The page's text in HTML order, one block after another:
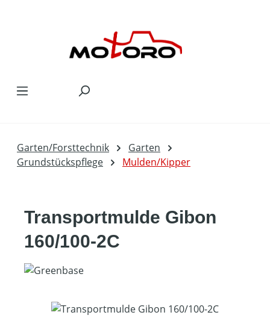
Garten/Forsttechnik
Garten
Grundstückspflege
Mulden/Kipper
Transportmulde Gibon
160/100-2C
Bildergalerie überspringen